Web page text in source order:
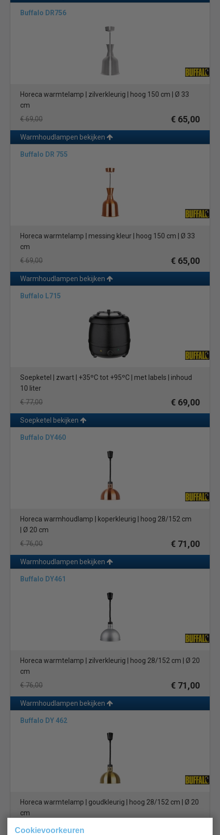
Cookievoorkeuren
Buffalo DR756
Horeca warmtelamp | zilverkleurig | hoog 150 cm | Ø 33
cm
€ 69,00
€ 65,00
Warmhoudlampen bekijken
Buffalo DR 755
Horeca warmtelamp | messing kleur | hoog 150 cm | Ø 33
cm
€ 69,00
€ 65,00
Warmhoudlampen bekijken
Buffalo L715
Soepketel | zwart | +35ºC tot +95ºC | met labels | inhoud
10 liter
€ 77,00
€ 69,00
Soepketel bekijken
Buffalo DY460
Horeca warmhoudlamp | koperkleurig | hoog 28/152 cm
| Ø 20 cm
€ 76,00
€ 71,00
Warmhoudlampen bekijken
Buffalo DY461
Horeca warmtelamp | zilverkleurig | hoog 28/152 cm | Ø 20
cm
€ 76,00
€ 71,00
Warmhoudlampen bekijken
Buffalo DY 462
Horeca warmtelamp | goudkleurig | hoog 28/152 cm | Ø 20
cm
€ 76,00